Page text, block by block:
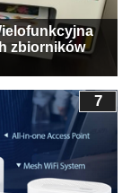
zbiorników
7